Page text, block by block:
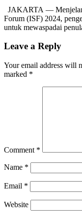
JAKARTA —
Forum (ISF) 2024,
untuk mewaspadai
Leave a Reply
Your email address will
marked *
Comment *
Name *
Email *
Website